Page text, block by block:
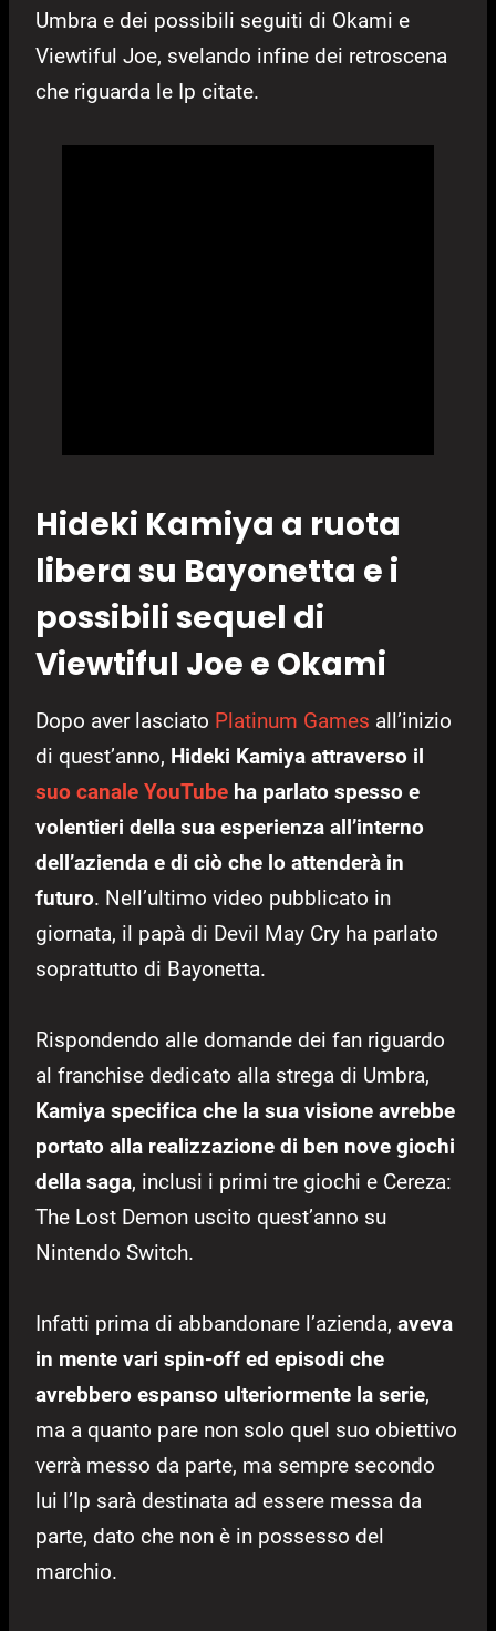
Umbra e dei possibili seguiti di Okami e
Viewtiful Joe, svelando infine dei retroscena
che riguarda le Ip citate.
Hideki Kamiya a ruota
libera su Bayonetta e i
possibili sequel di
Viewtiful Joe e Okami
Dopo aver lasciato Platinum Games all’inizio
di quest’anno, Hideki Kamiya attraverso il
suo canale YouTube ha parlato spesso e
volentieri della sua esperienza all’interno
dell’azienda e di ciò che lo attenderà in
futuro. Nell’ultimo video pubblicato in
giornata, il papà di Devil May Cry ha parlato
soprattutto di Bayonetta.
Rispondendo alle domande dei fan riguardo
al franchise dedicato alla strega di Umbra,
Kamiya specifica che la sua visione avrebbe
portato alla realizzazione di ben nove giochi
della saga, inclusi i primi tre giochi e Cereza:
The Lost Demon uscito quest’anno su
Nintendo Switch.
Infatti prima di abbandonare l’azienda, aveva
in mente vari spin-off ed episodi che
avrebbero espanso ulteriormente la serie,
ma a quanto pare non solo quel suo obiettivo
verrà messo da parte, ma sempre secondo
lui l’Ip sarà destinata ad essere messa da
parte, dato che non è in possesso del
marchio.